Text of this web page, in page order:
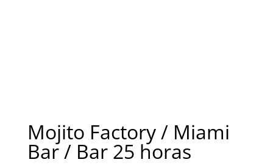
Mojito Factory / Miami
Bar / Bar 25 horas